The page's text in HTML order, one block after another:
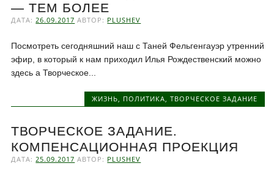
— ТЕМ БОЛЕЕ
ДАТА:26.09.2017 АВТОР: PLUSHEV
Посмотреть сегодняшний наш с Таней Фельгенгауэр утренний
эфир, в который к нам приходил Илья Рождественский можно
здесь а Творческое...
ЖИЗНЬ, ПОЛИТИКА, ТВОРЧЕСКОЕ ЗАДАНИЕ
ТВОРЧЕСКОЕ ЗАДАНИЕ.
КОМПЕНСАЦИОННАЯ ПРОЕКЦИЯ
ДАТА: 25.09.2017 АВТОР: PLUSHEV